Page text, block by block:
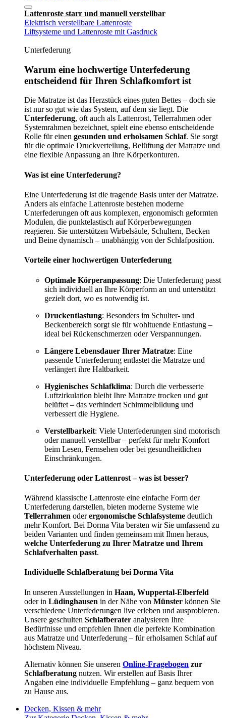
Lattenroste starr und manuell verstellbar
Elektrisch verstellbare Lattenroste
Liftsysteme und Lattenroste mit Gasdruck
Unterfederung
Warum eine hochwertige Unterfederung
entscheidend für Ihren Schlafkomfort ist
Die Matratze ist das Herzstück eines guten Bettes – doch sie
ist nur so gut wie das System, auf dem sie liegt. Die
Unterfederung, oft auch als Lattenrost, Tellerrahmen oder
Systemrahmen bezeichnet, spielt eine ebenso entscheidende
Rolle für einen gesunden und erholsamen Schlaf. Sie sorgt
für die optimale Druckverteilung, Belüftung der Matratze und
eine flexible Anpassung an Ihre Körperkonturen.
Was ist eine Unterfederung?
Eine Unterfederung ist die tragende Basis unter der Matratze.
Anders als einfache Lattenroste bestehen moderne
Unterfederungen oft aus komplexen, ergonomisch geformten
Modulen, die punktelastisch auf Körperbewegungen
reagieren. Sie unterstützen Wirbelsäule, Schultern, Becken
und Beine dynamisch – unabhängig von der Schlafposition.
Vorteile einer hochwertigen Unterfederung
Optimale Körperanpassung: Die Unterfederung passt
sich individuell an Ihre Körperform an und unterstützt
gezielt dort, wo es notwendig ist.
Druckentlastung: Besonders im Schulter- und
Beckenbereich sorgt sie für wohltuende Entlastung –
ideal bei Rückenschmerzen oder Verspannungen.
Längere Lebensdauer Ihrer Matratze: Eine
passende Unterfederung entlastet die Matratze und
verlängert ihre Haltbarkeit.
Hygienisches Schlafklima: Durch die verbesserte
Luftzirkulation bleibt Ihre Matratze trocken und gut
belüftet – das verhindert Schimmelbildung und
verbessert die Hygiene.
Verstellbarkeit: Viele Unterfederungen sind motorisch
oder manuell verstellbar – perfekt für mehr Komfort
beim Lesen, Fernsehen oder bei gesundheitlichen
Einschränkungen.
Unterfederung oder Lattenrost – was ist besser?
Während klassische Lattenroste eine einfache Form der
Unterfederung darstellen, bieten moderne Systeme wie
Tellerrahmen oderergonomische Schlafsysteme deutlich
mehr Komfort. Bei Dorma Vita beraten wir Sie umfassend zu
beiden Varianten und finden gemeinsam mit Ihnen heraus,
welche Unterfederung zu Ihrer Matratze und Ihrem
Schlafverhalten passt.
Individuelle Schlafberatung bei Dorma Vita
In unseren Ausstellungen in Haan, Wuppertal-Elberfeld
oder in Lüdinghausen in der Nähe von Münster können Sie
verschiedene Unterfederungen live erleben und ausprobieren.
Unsere geschulten Schlafberater analysieren Ihre
Bedürfnisse und empfehlen Ihnen die perfekte Kombination
aus Matratze und Unterfederung – für erholsamen Schlaf auf
höchstem Niveau.
Alternativ können Sie unseren Online-Fragebogen zur
Schlafberatung nutzen. Wir erstellen auf Basis Ihrer
Angaben eine individuelle Empfehlung – ganz bequem von
zu Hause aus.
Decken, Kissen & mehr